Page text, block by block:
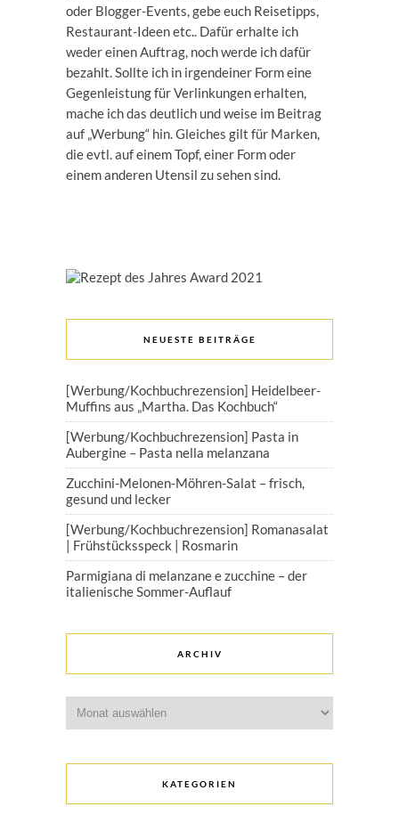
oder Blogger-Events, gebe euch Reisetipps,
Restaurant-Ideen etc.. Dafür erhalte ich
weder einen Auftrag, noch werde ich dafür
bezahlt. Sollte ich in irgendeiner Form eine
Gegenleistung für Verlinkungen erhalten,
mache ich das deutlich und weise im Beitrag
auf „Werbung“ hin. Gleiches gilt für Marken,
die evtl. auf einem Topf, einer Form oder
einem anderen Utensil zu sehen sind.
NEUESTE BEITRÄGE
[Werbung/Kochbuchrezension] Heidelbeer-
Muffins aus „Martha. Das Kochbuch“
[Werbung/Kochbuchrezension] Pasta in
Aubergine – Pasta nella melanzana
Zucchini-Melonen-Möhren-Salat – frisch,
gesund und lecker
[Werbung/Kochbuchrezension] Romanasalat
| Frühstücksspeck | Rosmarin
Parmigiana di melanzane e zucchine – der
italienische Sommer-Auflauf
ARCHIV
KATEGORIEN